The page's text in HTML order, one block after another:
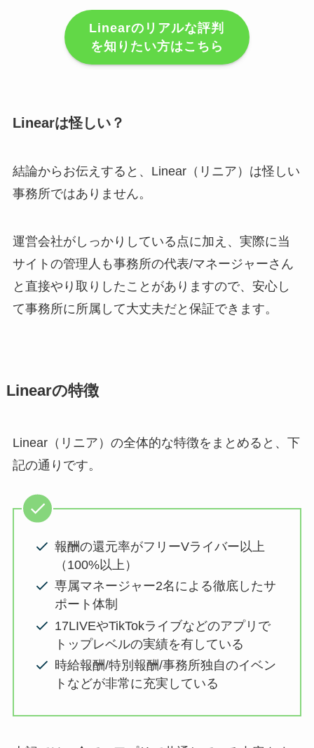
Linearのリアルな評判
を知りたい方はこちら
Linearは怪しい？
結論からお伝えすると、Linear（リニア）は怪しい
事務所ではありません。
運営会社がしっかりしている点に加え、実際に当
サイトの管理人も事務所の代表/マネージャーさん
と直接やり取りしたことがありますので、安心し
て事務所に所属して大丈夫だと保証できます。
Linearの特徴
Linear（リニア）の全体的な特徴をまとめると、下
記の通りです。
報酬の還元率がフリーVライバー以上
（100%以上）
専属マネージャー2名による徹底したサ
ポート体制
17LIVEやTikTokライブなどのアプリで
トップレベルの実績を有している
時給報酬/特別報酬/事務所独自のイベン
トなどが非常に充実している